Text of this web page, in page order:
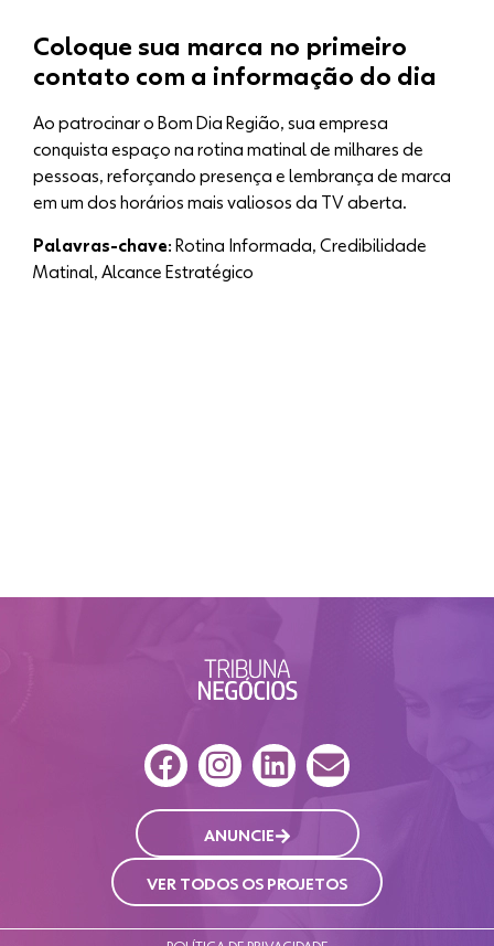
Coloque sua marca no primeiro
contato com a informação do dia
Ao patrocinar o Bom Dia Região, sua empresa
conquista espaço na rotina matinal de milhares de
pessoas, reforçando presença e lembrança de marca
em um dos horários mais valiosos da TV aberta.
Palavras-chave:Rotina Informada, Credibilidade
Matinal, Alcance Estratégico
ANUNCIE
VER TODOS OS PROJETOS